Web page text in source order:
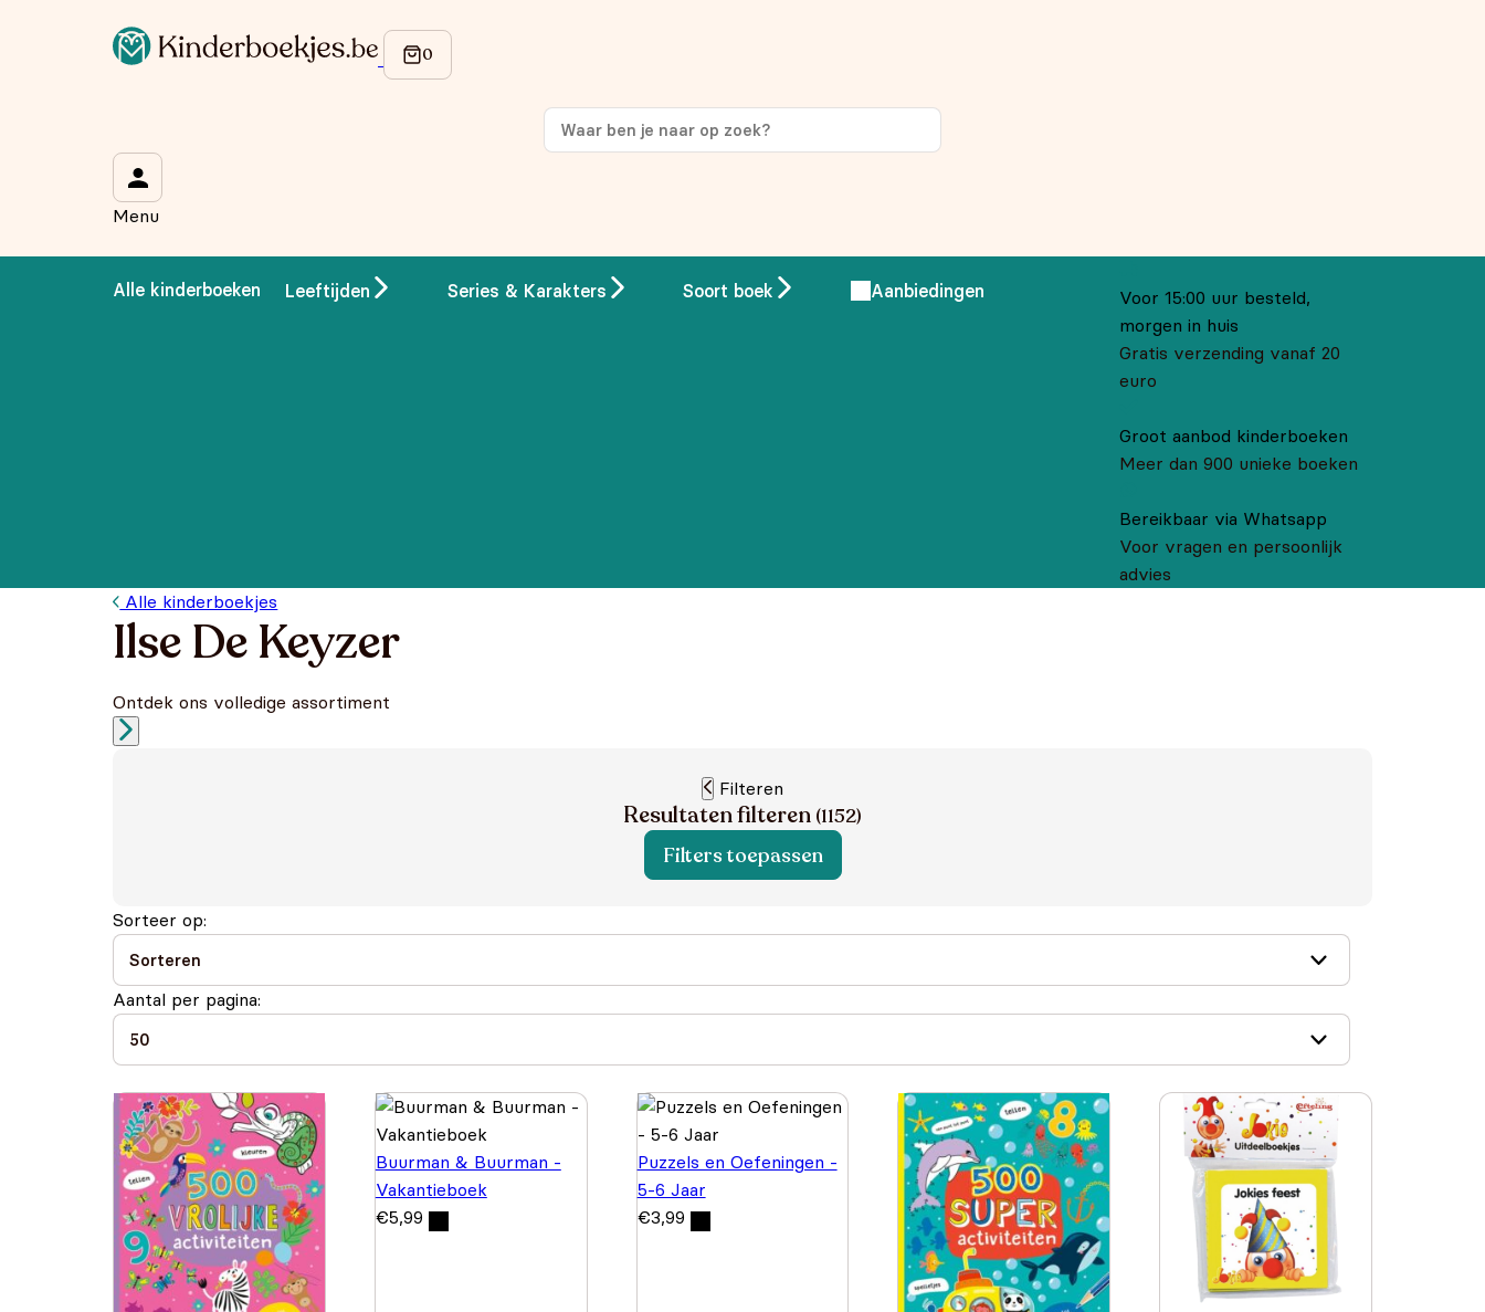
Menu
Alle kinderboeken Leeftijden Series & Karakters Soort boek Aanbiedingen
Voor 15:00 uur besteld,
morgen in huis
Gratis verzending vanaf 20
euro
Groot aanbod kinderboeken
Meer dan 900 unieke boeken
Bereikbaar via Whatsapp
Voor vragen en persoonlijk
advies
Alle kinderboekjes
Ilse De Keyzer
Ontdek ons volledige assortiment
Filteren
Resultaten filteren (1152)
Filters toepassen
Sorteer op:
Aantal per pagina:
Buurman & Buurman -
Vakantieboek
€5,99
Puzzels en Oefeningen -
5-6 Jaar
€3,99